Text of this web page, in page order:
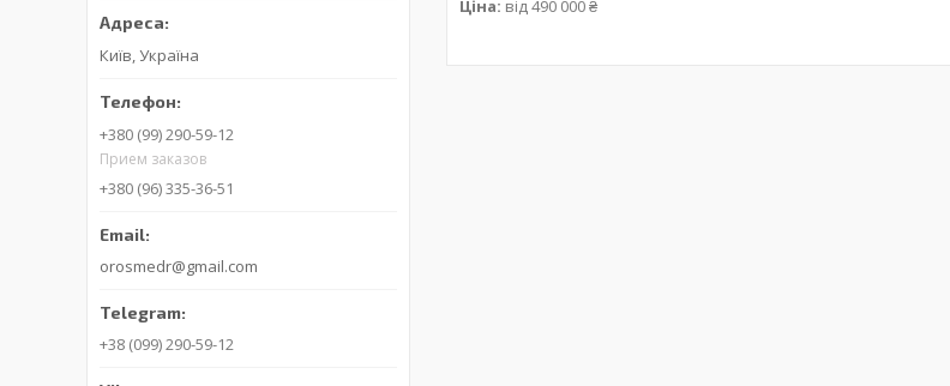
Ціна: від 490 000 ₴
Київ, Україна
+380 (99) 290-59-12
Прием заказов
+380 (96) 335-36-51
orosmedr@gmail.com
+38 (099) 290-59-12